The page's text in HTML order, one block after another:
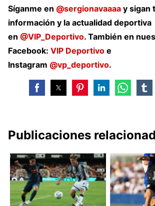
Síganme en @sergionavaaaa y sigan
información y la actualidad deportiva
en @VIP_Deportivo. También en
Facebook: VIP Deportivo e
Instagram @vp_deportivo.
Publicaciones